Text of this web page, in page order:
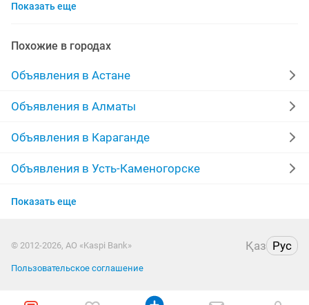
индивидуальные групповые
логопед индивидуальные занятия
индивидуальные бухгалтерия
Показать еще
Похожие в городах
Объявления в Астане
Объявления в Алматы
Объявления в Караганде
Объявления в Усть-Каменогорске
Объявления в Актобе
Объявления в Таразе
Объявления в Павлодаре
Показать еще
© 2012-2026, АО «Kaspi Bank» Қаз Рус
Пользовательское соглашение